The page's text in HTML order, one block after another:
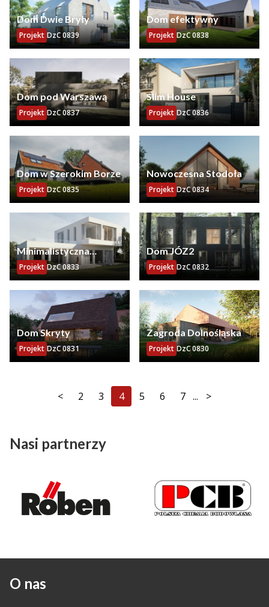
Dom Dwie Bryły
Projekt DzC 0839
Dom efektywny
Projekt DzC 0838
Dom pod Warszawą
Projekt DzC 0837
Slim House
Projekt DzC 0836
Dom w Szerokim Borze
Projekt DzC 0835
Nowoczesna Stodoła
Projekt DzC 0834
Minimalistyczna
rezydencja
Projekt DzC 0833
Dom JÓZ2
Projekt DzC 0832
Dom Skryty
Projekt DzC 0831
Zagroda Dolnośląska
Projekt DzC 0830
< 2 3 4 5 6 7 ... >
Nasi partnerzy
O nas